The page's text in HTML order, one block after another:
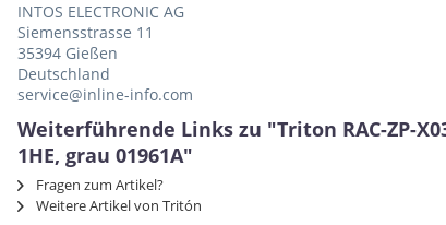
INTOS ELECTRONIC AG
Siemensstrasse 11
35394 Gießen
Deutschland
service@inline-info.com
Weiterführende Links zu "Triton RAC-ZP-
1HE, grau 01961A"
Fragen zum Artikel?
Weitere Artikel von Tritón